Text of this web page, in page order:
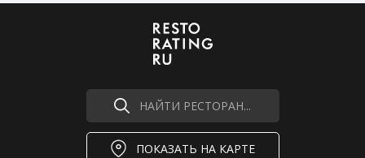
НАЙТИ РЕСТОРАН...
ПОКАЗАТЬ НА КАРТЕ